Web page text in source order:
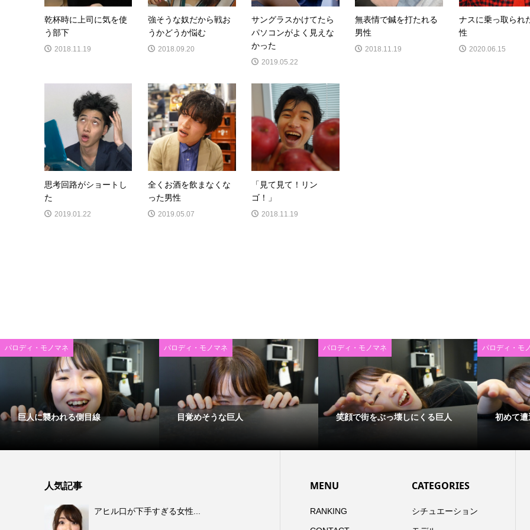
乾杯時に上司に気を使
う部下
2018.11.19
強そうな奴だから戦お
うかどうか悩む
2018.09.20
サングラスかけてたら
パソコンがよく見えな
かった
2019.05.22
無表情で鍼を打たれる
男性
2018.11.19
ナスに乗っ取られ
性
2020.06.15
思考回路がショートし
た
2019.01.22
全くお酒を飲まなくな
った男性
2019.05.07
「見て見て！リン
ゴ！」
2018.11.19
パロディ・モノマネ
巨人に襲われる側目線
パロディ・モノマネ
目覚めそうな巨人
パロディ・モノマネ
笑顔で街をぶっ壊しにくる巨人
パロディ・モ
初めて
人気記事
アヒル口が下手すぎる女性...
MENU
RANKING
CATEGORIES
シチュエーション